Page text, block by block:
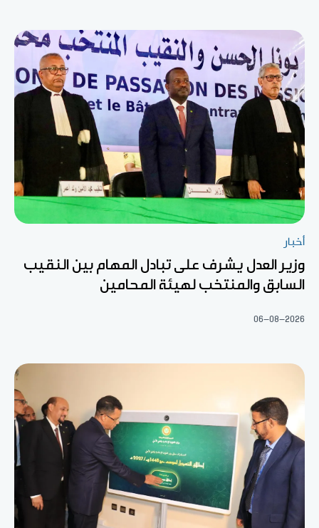
أخبار
وزير العدل يشرف على تبادل المهام بين النقيب
السابق والمنتخب لهيئة المحامين
06-08-2026